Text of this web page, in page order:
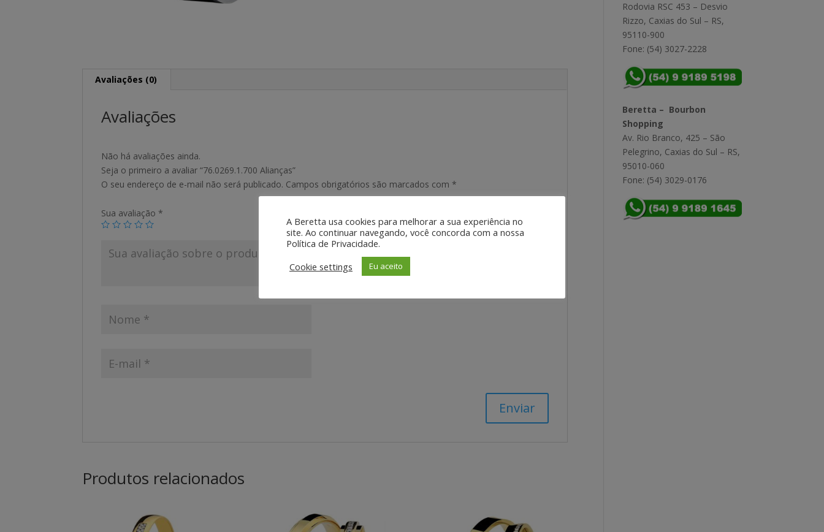
Avaliações (0)
Avaliações
Não há avaliações ainda.
Seja o primeiro a avaliar “76.0269.1.700 Alianças”
O seu endereço de e-mail não será publicado. Campos obrigatórios são marcados com *
Sua avaliação *
Produtos relacionados
Rodovia RSC 453 – Desvio
Rizzo, Caxias do Sul – RS,
95110-900
Fone: (54) 3027-2228
Beretta – Bourbon
Shopping
Av. Rio Branco, 425 – São
Pelegrino, Caxias do Sul – RS,
95010-060
Fone: (54) 3029-0176
A Beretta usa cookies para melhorar a sua experiência no
site. Ao continuar navegando, você concorda com a nossa
Política de Privacidade.
Cookie settings
Eu aceito